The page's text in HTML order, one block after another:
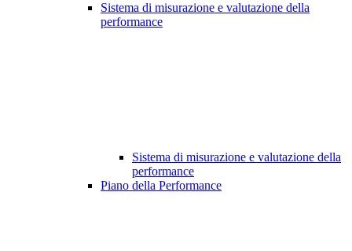
Sistema di misurazione e valutazione della
performance
Sistema di misurazione e valutazione della
performance
Piano della Performance